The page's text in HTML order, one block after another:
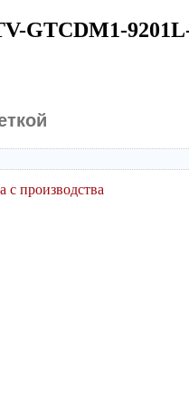
GTCDM1-
с производства